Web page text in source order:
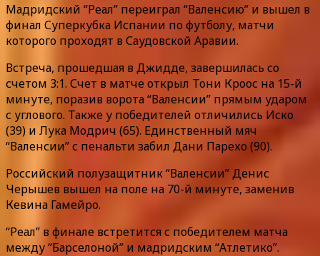
Мадридский “Реал” переиграл “Валенсию” и вышел в
финал Суперкубка Испании по футболу, матчи
которого проходят в Саудовской Аравии.
Встреча, прошедшая в Джидде, завершилась со
счетом 3:1. Счет в матче открыл Тони Кроос на 15-й
минуте, поразив ворота “Валенсии” прямым ударом
с углового. Также у победителей отличились Иско
(39) и Лука Модрич (65). Единственный мяч
“Валенсии” с пенальти забил Дани Парехо (90).
Российский полузащитник “Валенсии” Денис
Черышев вышел на поле на 70-й минуте, заменив
Кевина Гамейро.
“Реал” в финале встретится с победителем матча
между “Барселоной” и мадридским “Атлетико”.